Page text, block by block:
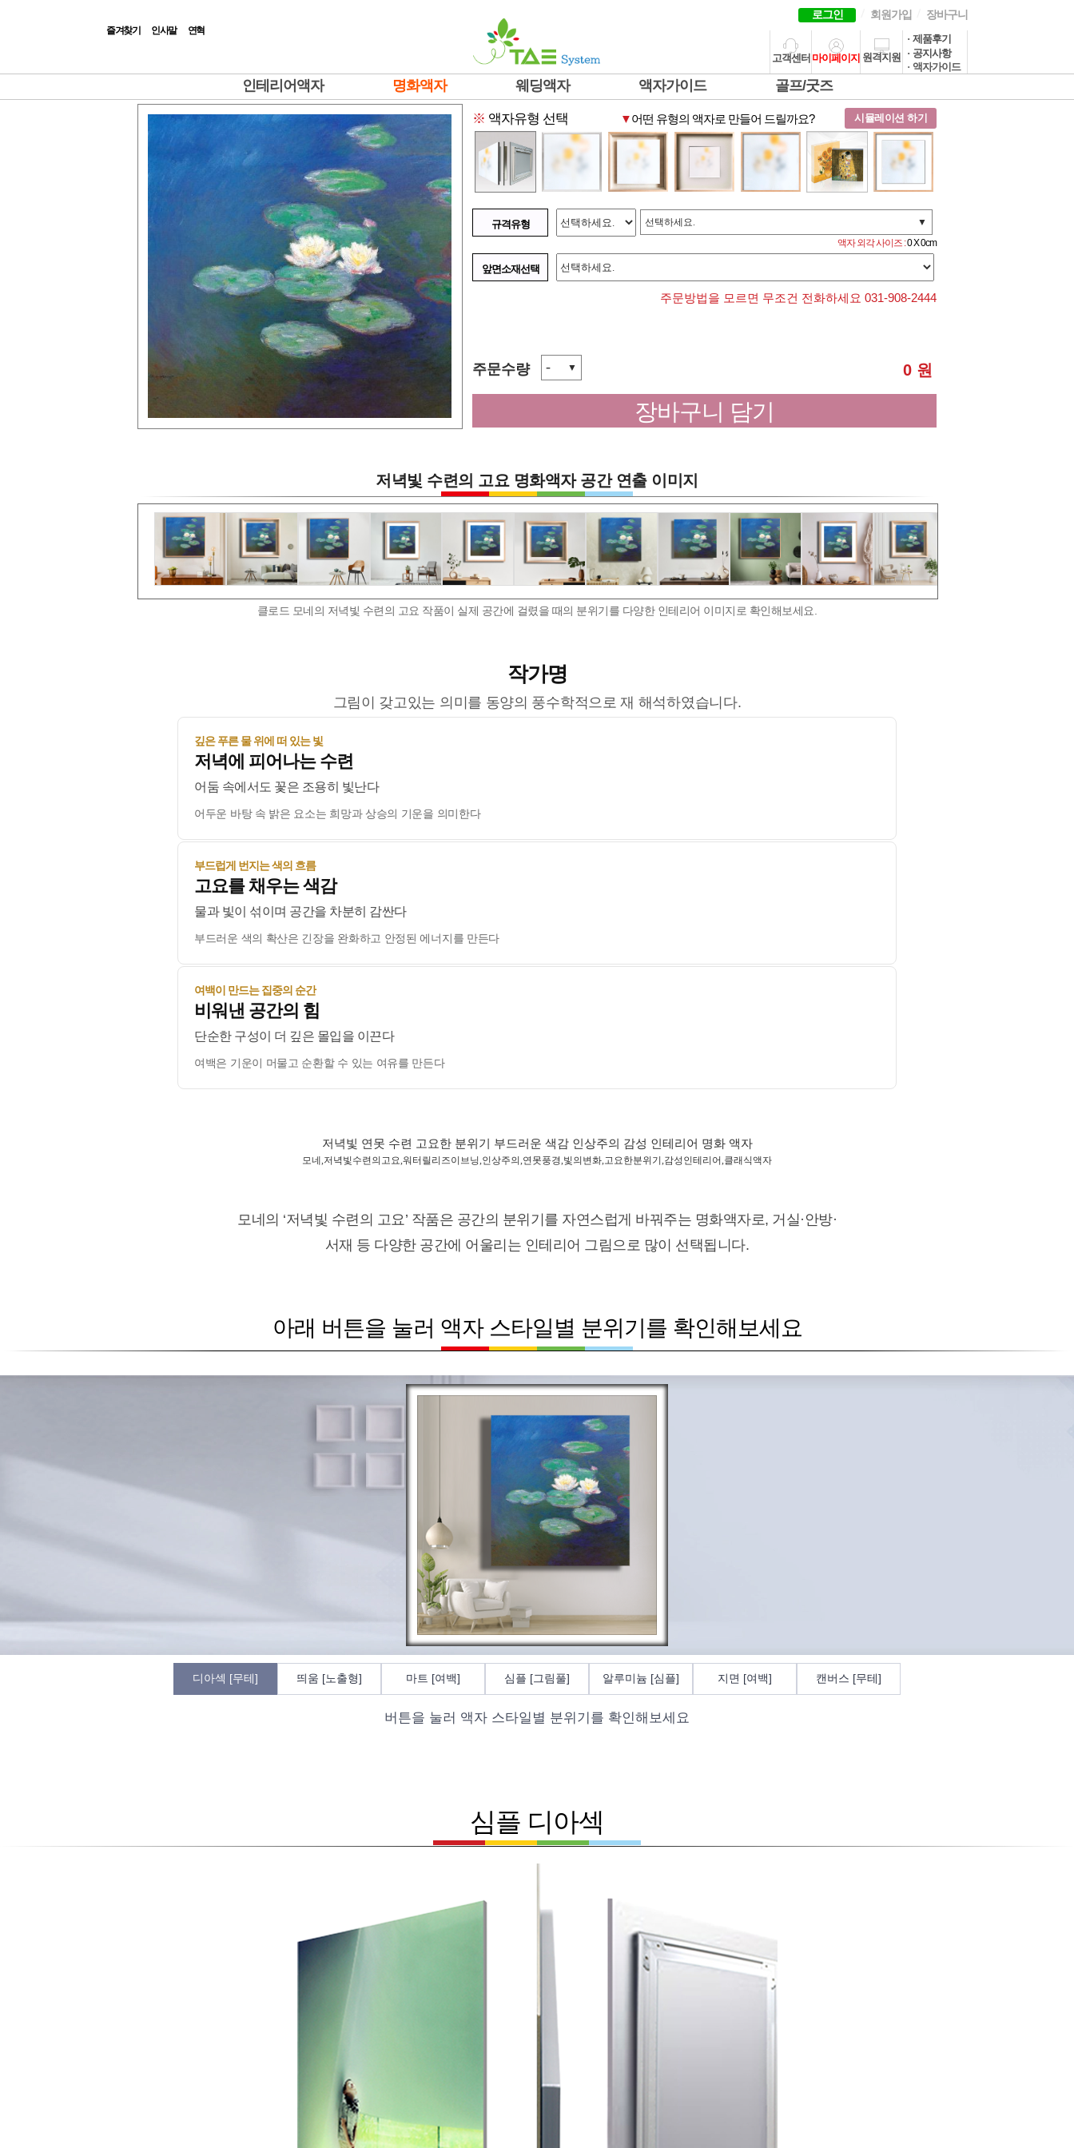
즐겨찾기 인사말 연혁
로그인 회원가입 장바구니
고객센터 마이페이지 원격지원
· 제품후기
· 공지사항
· 액자가이드
인테리어액자 명화액자 웨딩액자 액자가이드 골프/굿즈
※ 액자유형 선택 ▼어떤 유형의 액자로 만들어 드릴까요? 시뮬레이션 하기
규격유형 선택하세요.
▼
액자 외각 사이즈 :0 X 0cm
앞면소재선택
주문방법을 모르면 무조건 전화하세요 031-908-2444
주문수량 - ▼ 0 원
장바구니 담기
저녁빛 수련의 고요 명화액자 공간 연출 이미지
클로드 모네의 저녁빛 수련의 고요 작품이 실제 공간에 걸렸을 때의 분위기를 다양한 인테리어 이미지로 확인해보세요.
작가명
그림이 갖고있는 의미를 동양의 풍수학적으로 재 해석하였습니다.
깊은 푸른 물 위에 떠 있는 빛
저녁에 피어나는 수련
어둠 속에서도 꽃은 조용히 빛난다
어두운 바탕 속 밝은 요소는 희망과 상승의 기운을 의미한다
부드럽게 번지는 색의 흐름
고요를 채우는 색감
물과 빛이 섞이며 공간을 차분히 감싼다
부드러운 색의 확산은 긴장을 완화하고 안정된 에너지를 만든다
여백이 만드는 집중의 순간
비워낸 공간의 힘
단순한 구성이 더 깊은 몰입을 이끈다
여백은 기운이 머물고 순환할 수 있는 여유를 만든다
저녁빛 연못 수련 고요한 분위기 부드러운 색감 인상주의 감성 인테리어 명화 액자
모네,저녁빛수련의고요,워터릴리즈이브닝,인상주의,연못풍경,빛의변화,고요한분위기,감성인테리어,클래식액자
모네의 ‘저녁빛 수련의 고요’ 작품은 공간의 분위기를 자연스럽게 바꿔주는 명화액자로, 거실·안방·
서재 등 다양한 공간에 어울리는 인테리어 그림으로 많이 선택됩니다.
아래 버튼을 눌러 액자 스타일별 분위기를 확인해보세요
디아섹 [무테] 띄움 [노출형] 마트 [여백] 심플 [그림풀] 알루미늄 [심플] 지면 [여백] 캔버스 [무테]
버튼을 눌러 액자 스타일별 분위기를 확인해보세요
심플 디아섹